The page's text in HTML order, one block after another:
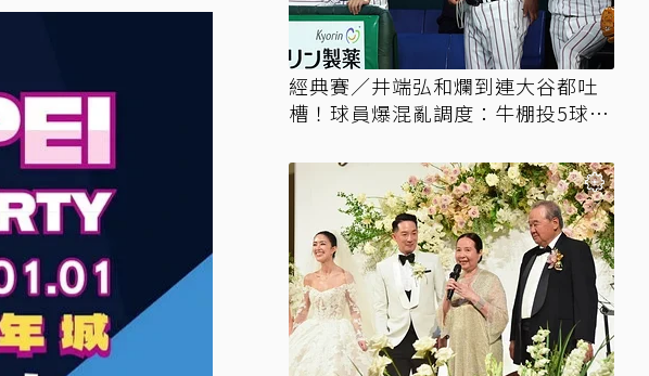
經典賽／井端弘和爛到連大谷都吐
槽！球員爆混亂調度：牛棚投5球就